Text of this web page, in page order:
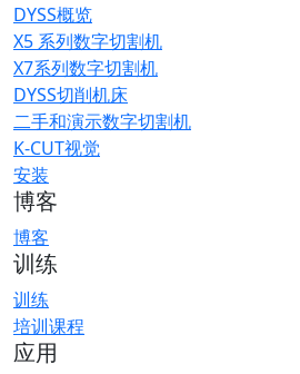
DYSS概览
X5 系列数字切割机
X7系列数字切割机
DYSS切削机床
二手和演示数字切割机
K-CUT视觉
安装
博客
博客
训练
训练
培训课程
应用